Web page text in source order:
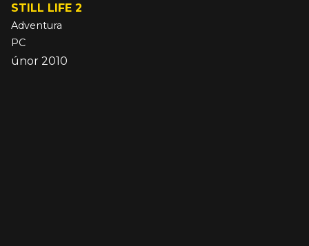
STILL LIFE 2
Adventura
PC
únor 2010